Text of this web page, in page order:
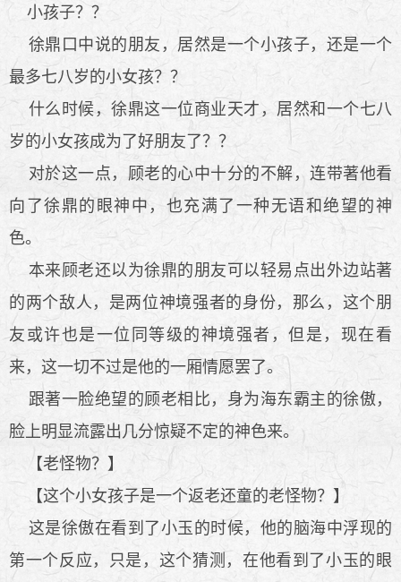
小孩子？？
徐鼎口中说的朋友，居然是一个小孩子，还是一个
最多七八岁的小女孩？？
什么时候，徐鼎这一位商业天才，居然和一个七八
岁的小女孩成为了好朋友了？？
对於这一点，顾老的心中十分的不解，连带著他看
向了徐鼎的眼神中，也充满了一种无语和绝望的神
色。
本来顾老还以为徐鼎的朋友可以轻易点出外边站著
的两个敌人，是两位神境强者的身份，那么，这个朋
友或许也是一位同等级的神境强者，但是，现在看
来，这一切不过是他的一厢情愿罢了。
跟著一脸绝望的顾老相比，身为海东霸主的徐傲，
脸上明显流露出几分惊疑不定的神色来。
【老怪物？】
【这个小女孩子是一个返老还童的老怪物？】
这是徐傲在看到了小玉的时候，他的脑海中浮现的
第一个反应，只是，这个猜测，在他看到了小玉的眼